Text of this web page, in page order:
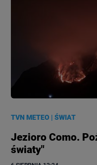
TVN METEO |ŚWIAT
Jezioro Como.
światy"